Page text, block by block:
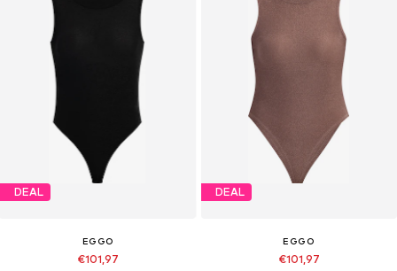
DEAL
EGGO
€101,97
DEAL
EGGO
€101,97